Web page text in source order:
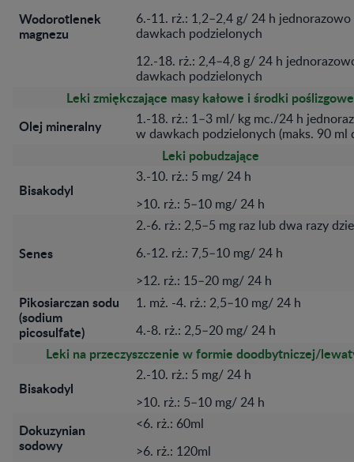
Wodorotlenek
magnezu
6.-11. rż.: 1,2–2,4 g/ 24 h
dawkach podzielonych
12.-18. rż.: 2,4–4,8 g/ 24 h
dawkach podzielonych
Leki zmiękczające masy kałowe i środki poślizgowe
Olej mineralny
1.-18. rż.: 1–3 ml/ kg mc./24 h
w dawkach podzielonych (maks. 90 ml
Leki pobudzające
Bisakodyl
3.-10. rż.: 5 mg/ 24 h
>10. rż.: 5–10 mg/ 24 h
Senes
2.-6. rż.: 2,5–5 mg raz lub dwa razy
6.-12. rż.: 7,5–10 mg/ 24 h
>12. rż.: 15–20 mg/ 24 h
Pikosiarczan sodu
(sodium
picosulfate)
1. mż. -4. rż.: 2,5–10 mg/ 24 h
4.-8. rż.: 2,5–20 mg/ 24 h
Leki na przeczyszczenie w formie doodbytniczej/
Bisakodyl
2.-10. rż.: 5 mg/ 24 h
>10. rż.: 5–10 mg/ 24 h
Dokuzynian
sodowy
<6. rż.: 60ml
>6. rż.: 120ml